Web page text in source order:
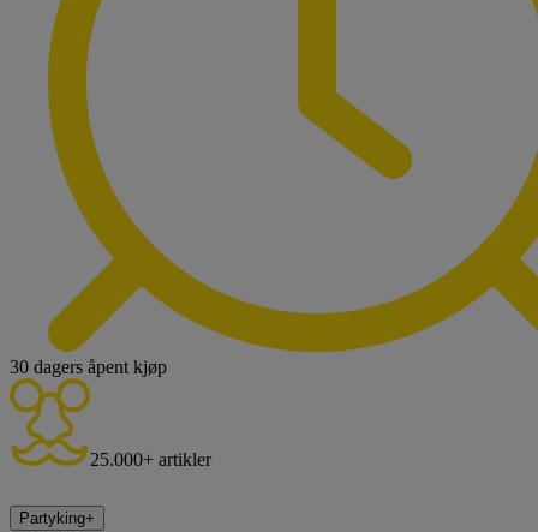
30 dagers åpent kjøp
25.000+ artikler
Partyking+